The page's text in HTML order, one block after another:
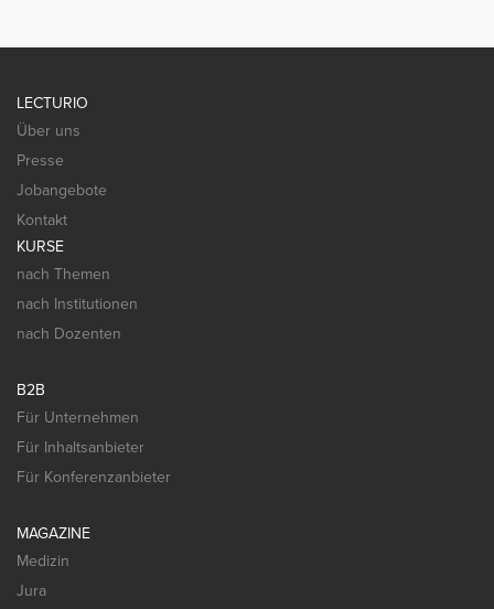
LECTURIO
Über uns
Presse
Jobangebote
Kontakt
KURSE
nach Themen
nach Institutionen
nach Dozenten
B2B
Für Unternehmen
Für Inhaltsanbieter
Für Konferenzanbieter
MAGAZINE
Medizin
Jura